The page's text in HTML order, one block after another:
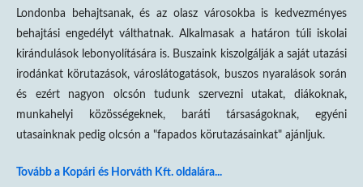
Londonba behajtsanak, és az olasz városokba is kedvezményes
behajtási engedélyt válthatnak. Alkalmasak a határon túli iskolai
kirándulások lebonyolítására is. Buszaink kiszolgálják a saját utazási
irodánkat körutazások, városlátogatások, buszos nyaralások során
és ezért nagyon olcsón tudunk szervezni utakat, diákoknak,
munkahelyi közösségeknek, baráti társaságoknak, egyéni
utasainknak pedig olcsón a "fapados körutazásainkat" ajánljuk.
Tovább a Kopári és Horváth Kft. oldalára...